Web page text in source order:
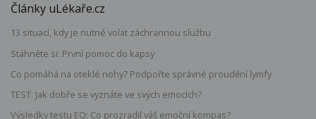
Články uLékaře.cz
13 situací, kdy je nutné volat záchrannou službu
Stáhněte si: První pomoc do kapsy
Co pomáhá na oteklé nohy? Podpořte správné proudění lymfy
TEST: Jak dobře se vyznáte ve svých emocích?
Výsledky testu EQ: Co prozradil váš emoční kompas?